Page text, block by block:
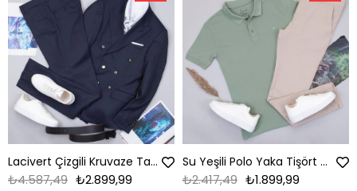
Lacivert Çizgili Kruvaze Takım Elbise Kombini Erkek | Slim Fit Şık Komple Set
₺2.899,99
₺4.587,49
Su Yeşili Polo Yaka Tişört Kombini Erkek | Slim Fit Şık Komple Set
₺1.899,99
₺2.417,49